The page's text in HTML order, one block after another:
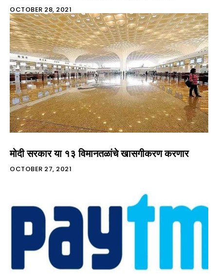
OCTOBER 28, 2021
मोदी सरकार या १३ विमानतळांचे खासगीकरण करणार
OCTOBER 27, 2021